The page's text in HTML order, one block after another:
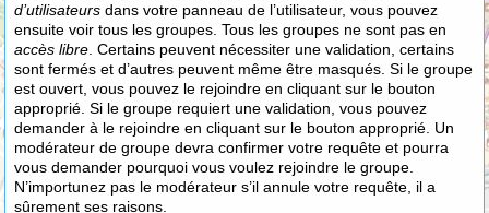
d’utilisateurs dans votre panneau de l’utilisateur, vous pouvez
ensuite voir tous les groupes. Tous les groupes ne sont pas en
accès libre . Certains peuvent nécessiter une validation, certains
sont fermés et d’autres peuvent même être masqués. Si le groupe
est ouvert, vous pouvez le rejoindre en cliquant sur le bouton
approprié. Si le groupe requiert une validation, vous pouvez
demander à le rejoindre en cliquant sur le bouton approprié. Un
modérateur de groupe devra confirmer votre requête et pourra
vous demander pourquoi vous voulez rejoindre le groupe.
N’importunez pas le modérateur s’il annule votre requête, il a
sûrement ses raisons.